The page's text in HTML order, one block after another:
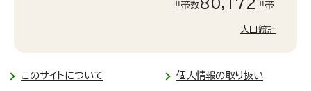
世帯数80,172世帯
人口統計
このサイトについて 個人情報の取り扱い